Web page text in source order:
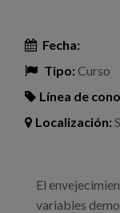
Fecha:
Tipo:Curso
Línea de
Localización:
El
variables